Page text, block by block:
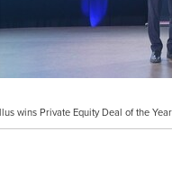
wins Private Equity Deal of the